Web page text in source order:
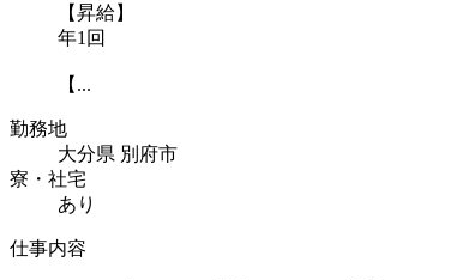
【昇給】
年1回
【...
勤務地
大分県 別府市
寮・社宅
あり
仕事内容